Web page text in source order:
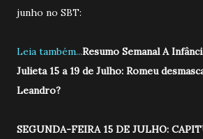
junho no SBT:
Leia também...Resumo Semanal A
Julieta 15 a 19 de Julho: Romeu
Leandro?
SEGUNDA-FEIRA 15 DE JULHO: